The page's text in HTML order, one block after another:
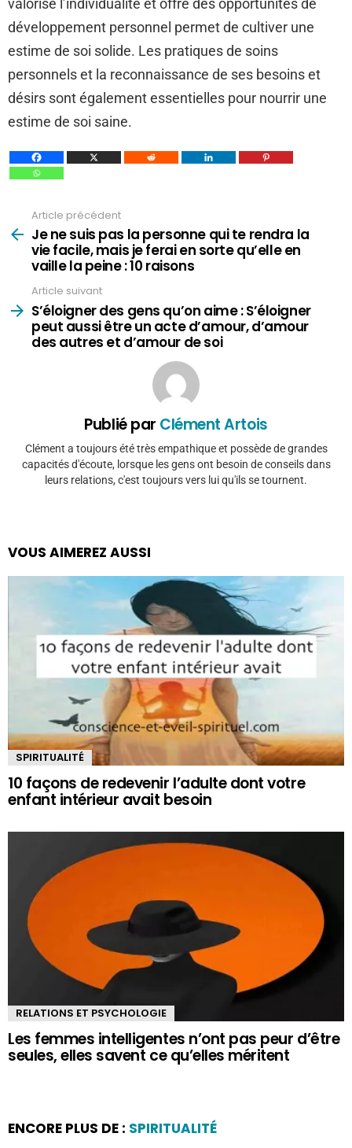
développement personnel permet de cultiver une
estime de soi solide. Les pratiques de soins
personnels et la reconnaissance de ses besoins et
désirs sont également essentielles pour nourrir une
estime de soi saine.
plus
Article précédent
Je ne suis pas la personne qui te rendra la
vie facile, mais je ferai en sorte qu’elle en
vaille la peine : 10 raisons
Article suivant
S’éloigner des gens qu’on aime : S’éloigner
peut aussi être un acte d’amour, d’amour
des autres et d’amour de soi
Publié par Clément Artois
Clément a toujours été très empathique et possède de grandes
capacités d'écoute, lorsque les gens ont besoin de conseils dans
leurs relations, c'est toujours vers lui qu'ils se tournent.
VOUS AIMEREZ AUSSI
SPIRITUALITÉ
10 façons de redevenir l’adulte dont votre
enfant intérieur avait besoin
RELATIONS ET PSYCHOLOGIE
Les femmes intelligentes n’ont pas peur d’être
seules, elles savent ce qu’elles méritent
ENCORE PLUS DE : SPIRITUALITÉ